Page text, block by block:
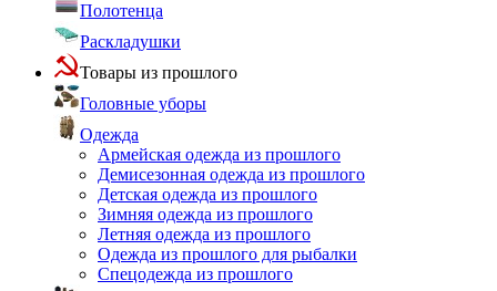
Полотенца
Раскладушки
Товары из прошлого
Головные уборы
Одежда
Армейская одежда из прошлого
Демисезонная одежда из прошлого
Детская одежда из прошлого
Зимняя одежда из прошлого
Летняя одежда из прошлого
Одежда из прошлого для рыбалки
Спецодежда из прошлого